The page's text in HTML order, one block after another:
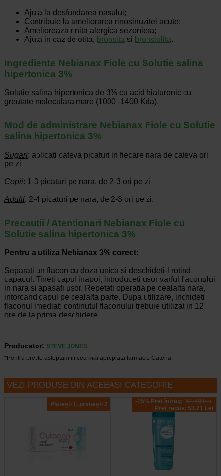
Ajuta la desfundarea nasului;
Contribuie la ameliorarea rinosinuzitei acute;
Amelioreaza rinita alergica sezoniera;
Ajuta in caz de otita, bronsita si bronsiolita.
Ingrediente Nebianax Fiole cu Solutie salina
hipertonica 3%
Solutie salina hipertonica de 3% cu acid hialuronic cu
greutate moleculara mare (1000 -1400 Kda).
Mod de administrare Nebianax Fiole cu Solutie
salina hipertonica 3%
Sugari: aplicati cateva picaturi in fiecare nara de cateva ori
pe zi
Copii: 1-3 picaturi pe nara, de 2-3 ori pe zi
Adulti: 2-4 picaturi pe nara, de 2-3 ori pe zi.
Precautii / Atentionari Nebianax Fiole cu
Solutie salina hipertonica 3%
Pentru a utiliza Nebianax 3% corect:
Separati un flacon cu doza unica si deschideti-l rotind
capacul. Tineti capul inapoi, introduceti usor varful flaconului
in nara si apasati usor. Repetati operatia pe cealalta nara,
intorcand capul pe cealalta parte. Dupa utilizare, inchideti
flaconul imediat; continutul flaconului trebuie utilizat in 12
ore de la prima deschidere.
Producator: STEVE JONES
*Pentru pret te asteptam in cea mai apropiata farmacie Catena
VEZI PRODUSE DIN ACEEASI CATEGORIE
Plătești 1, primești 2 -15% Preț întreg: 62.60 Lei
Preț redus: 53.21 Lei